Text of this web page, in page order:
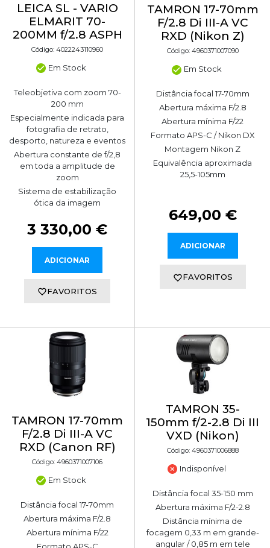
LEICA SL - VARIO
ELMARIT 70-
200MM f/2.8 ASPH
Código: 4022243110960
Em Stock
Teleobjetiva com zoom 70-
200 mm
Especialmente indicada para
fotografia de retrato,
desporto, natureza e eventos
Abertura constante de f/2,8
em toda a amplitude de
zoom
Sistema de estabilização
ótica da imagem
3 330,00 €
ADICIONAR
FAVORITOS
TAMRON 17-70mm
F/2.8 Di III-A VC
RXD (Nikon Z)
Código: 4960371007090
Em Stock
Distância focal 17-70mm
Abertura máxima F/2.8
Abertura mínima F/22
Formato APS-C / Nikon DX
Montagem Nikon Z
Equivalência aproximada
25,5-105mm
649,00 €
ADICIONAR
FAVORITOS
TAMRON 17-70mm
F/2.8 Di III-A VC
RXD (Canon RF)
Código: 4960371007106
Em Stock
Distância focal 17-70mm
Abertura máxima F/2.8
Abertura mínima F/22
Formato APS-C
TAMRON 35-
150mm f/2-2.8 Di III
VXD (Nikon)
Código: 4960371006888
Indisponível
Distância focal 35-150 mm
Abertura máxima F/2-2.8
Distância mínima de
focagem 0,33 m em grande-
angular / 0,85 m em tele